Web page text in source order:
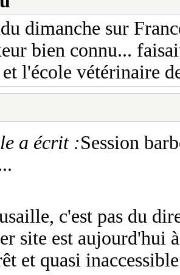
dimanche sur
bien connu...
l'école vétérinaire
a écrit :Session
c'est pas du
site est aujourd'hui
et quasi